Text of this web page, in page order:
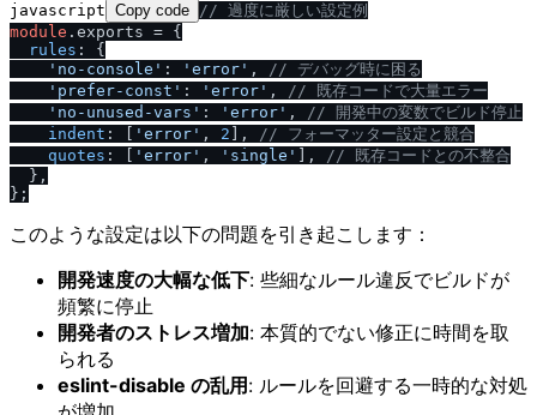
javascript Copy code // 過度に厳しい設定例
module . exports = {
rules : {
'no-console' : 'error' , // デバッグ時に困る
'prefer-const' : 'error' , // 既存コードで大量エラー
'no-unused-vars' : 'error' , // 開発中の変数でビルド停止
indent : [ 'error' , 2 ], // フォーマッター設定と競合
quotes : [ 'error' , 'single' ], // 既存コードとの不整合
  },
このような設定は以下の問題を引き起こします：
開発速度の大幅な低下: 些細なルール違反でビルドが
頻繁に停止
開発者のストレス増加: 本質的でない修正に時間を取
られる
eslint-disable の乱用 : ルールを回避する一時的な対処